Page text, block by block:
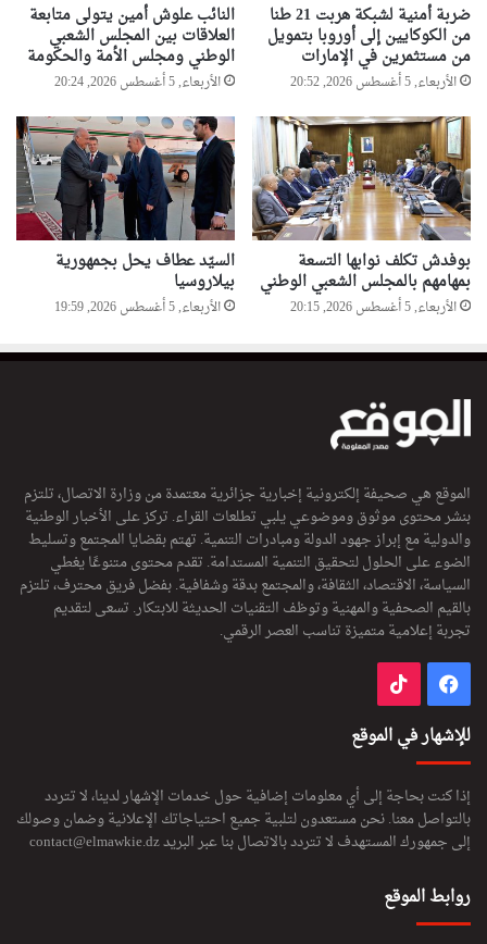
ضربة أمنية لشبكة هربت 21 طنا
من الكوكايين إلى أوروبا بتمويل
من مستثمرين في الإمارات
الأربعاء, 5 أغسطس 2026, 20:52
النائب علوش أمين يتولى متابعة
العلاقات بين المجلس الشعبي
الوطني ومجلس الأمة والحكومة
الأربعاء, 5 أغسطس 2026, 20:24
بوفدش تكلف نوابها التسعة
بمهامهم بالمجلس الشعبي الوطني
الأربعاء, 5 أغسطس 2026, 20:15
السيّد عطاف يحل بجمهورية
بيلاروسيا
الأربعاء, 5 أغسطس 2026, 19:59
الموقع هي صحيفة إلكترونية إخبارية جزائرية معتمدة من وزارة الاتصال، تلتزم
بنشر محتوى موثوق وموضوعي يلبي تطلعات القراء. تركز على الأخبار الوطنية
والدولية مع إبراز جهود الدولة ومبادرات التنمية. تهتم بقضايا المجتمع وتسليط
الضوء على الحلول لتحقيق التنمية المستدامة. تقدم محتوى متنوعًا يغطي
السياسة، الاقتصاد، الثقافة، والمجتمع بدقة وشفافية. بفضل فريق محترف، تلتزم
بالقيم الصحفية والمهنية وتوظف التقنيات الحديثة للابتكار. تسعى لتقديم
تجربة إعلامية متميزة تناسب العصر الرقمي.
فيسبوك
للإشهار في الموقع
إذا كنت بحاجة إلى أي معلومات إضافية حول خدمات الإشهار لدينا، لا تتردد
بالتواصل معنا. نحن مستعدون لتلبية جميع احتياجاتك الإعلانية وضمان وصولك
إلى جمهورك المستهدف لا تتردد بالاتصال بنا عبر البريدcontact@elmawkie.dz
روابط الموقع